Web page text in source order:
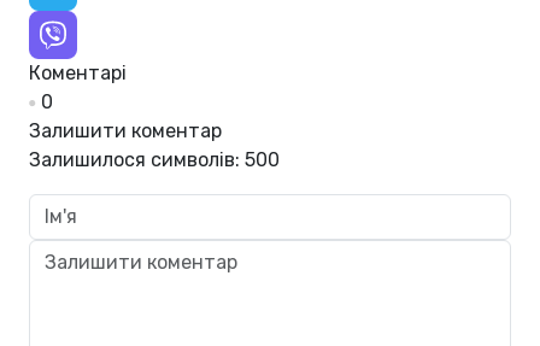
Коментарі
0
Залишити коментар
Залишилося символів: 500